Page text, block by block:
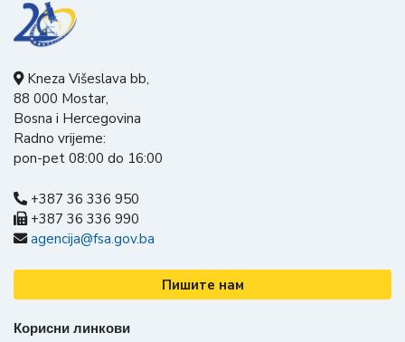
Kneza Višeslava bb,
88 000 Mostar,
Bosna i Hercegovina
Radno vrijeme:
pon-pet 08:00 do 16:00
+387 36 336 950
+387 36 336 990
agencija@fsa.gov.ba
Пишите нам
Корисни линкови